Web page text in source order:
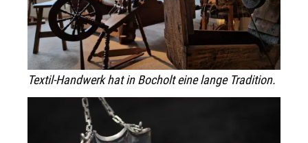
Textil-Handwerk hat in Bocholt eine lange Tradition.